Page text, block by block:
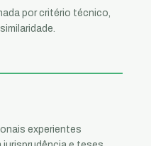
por critério técnico,
experientes